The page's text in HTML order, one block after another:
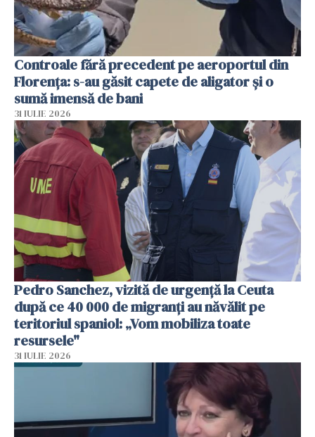
Controale fără precedent pe aeroportul din
Florența: s-au găsit capete de aligator și o
sumă imensă de bani
31 IULIE 2026
Pedro Sanchez, vizită de urgență la Ceuta
după ce 40 000 de migranți au năvălit pe
teritoriul spaniol: „Vom mobiliza toate
resursele"
31 IULIE 2026